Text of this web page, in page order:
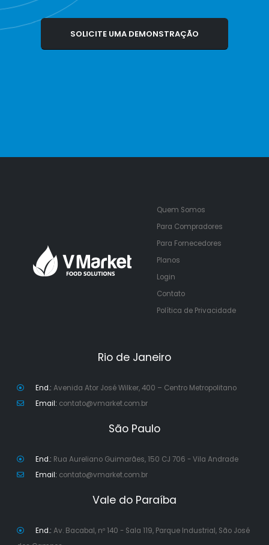
Quem Somos
Para Compradores
Para Fornecedores
Planos
Login
Contato
Política de Privacidade
Rio de Janeiro
End.: Avenida Ator José Wilker, 400 – Centro Metropolitano
Email: contato@vmarket.com.br
São Paulo
End.: Rua Aureliano Guimarães, 150 CJ 706 - Vila Andrade
Email: contato@vmarket.com.br
Vale do Paraíba
End.: Av. Bacabal, nº 140 - Sala 119, Parque Industrial, São José